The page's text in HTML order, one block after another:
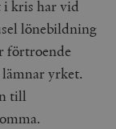
kris har vid
lönebildning
förtroende
yrket.
till